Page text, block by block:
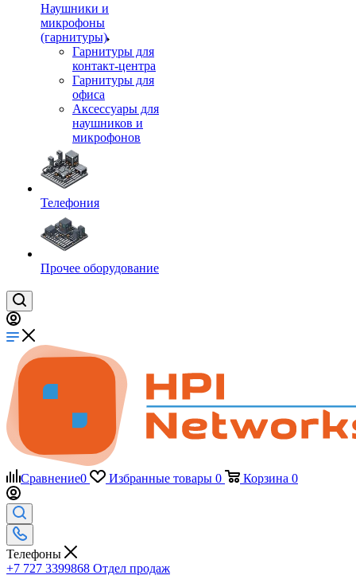
Наушники и
микрофоны
(гарнитуры)
Гарнитуры для
контакт-центра
Гарнитуры для
офиса
Аксессуары для
наушников и
микрофонов
Телефония
Прочее оборудование
Сравнение0 Избранные товары 0 Корзина 0
Телефоны
+7 727 3399868 Отдел продаж